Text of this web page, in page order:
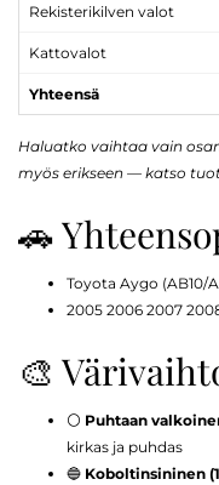
Rekisterikilven valot
Kattovalot
Yhteensä
Haluatko vaihtaa vain
myös erikseen — katso
🚗
Toyota Aygo (AB10/
2005 2006 2007 2008
🎨
⚪ Puhtaan
kirkas ja puhdas
🔵 Koboltinsininen